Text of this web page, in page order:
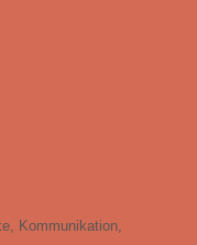
Kommunikation,